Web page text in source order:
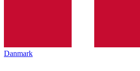
Danmark